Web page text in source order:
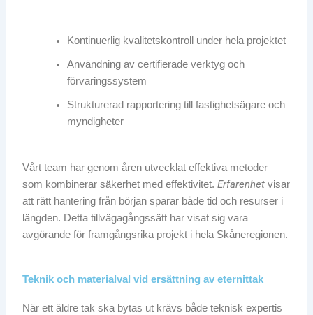
Kontinuerlig kvalitetskontroll under hela projektet
Användning av certifierade verktyg och
förvaringssystem
Strukturerad rapportering till fastighetsägare och
myndigheter
Vårt team har genom åren utvecklat effektiva metoder
som kombinerar säkerhet med effektivitet.Erfarenhet visar
att rätt hantering från början sparar både tid och resurser i
längden. Detta tillvägagångssätt har visat sig vara
avgörande för framgångsrika projekt i hela Skåneregionen.
Teknik och materialval vid ersättning av eternittak
När ett äldre tak ska bytas ut krävs både teknisk expertis